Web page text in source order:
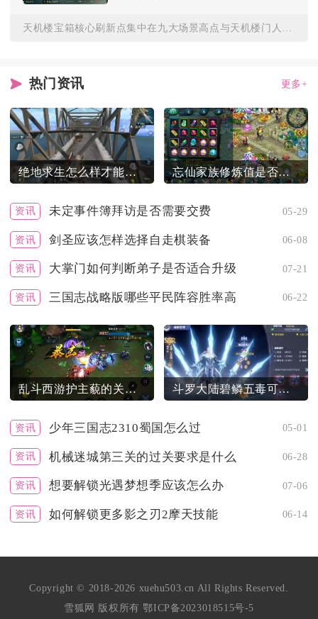
天机楼宝箱核心刷新点集中在九大场景高点与天机楼门人附近，每日...
热门资讯 更多+
绝地求生怎么样才能躲避希机手的无解狙击 忘仙家族修炼值是否值得重视
资讯 未定事件簿拜访是否需要交费 05-29
资讯 剑圣应该怎样选择自走棋装备 06-08
资讯 大掌门如何判断弟子是否适合升级 07-21
资讯 三国志战略版哪些平民阵容胜率高 06-22
乱斗西游护主藐的关卡攻略有哪些技巧 斗罗大陆碧鳞五毒可否破解敌方武技
资讯 少年三国志2310蜀国怎么过 05-01
资讯 机械迷城第三关的过关要求是什么 06-28
资讯 想要解锁光遇梦想季应该怎么办 07-06
资讯 如何解锁更多影之刃2摩天技能 06-14
Copyright © 2018-2026 xuehu503.cn All Rights Reserved.
雪狐网 版权所有鄂ICP备2023018515号-5